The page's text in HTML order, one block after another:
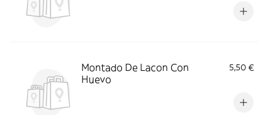
Montado De Lacon Con
Huevo
5,50 €